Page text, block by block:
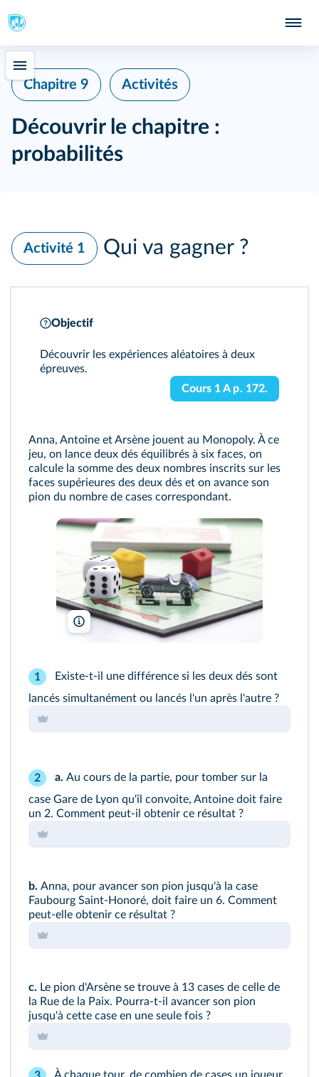
Chapitre 9 Activités
Découvrir le chapitre :
probabilités
Activité 1 Qui va gagner ?
Objectif
Découvrir les expériences aléatoires à deux
épreuves.
Cours 1 A p. 172.
Anna, Antoine et Arsène jouent au Monopoly. À ce
jeu, on lance deux dés équilibrés à six faces, on
calcule la somme des deux nombres inscrits sur les
faces supérieures des deux dés et on avance son
pion du nombre de cases correspondant.
urbanbuzz/Shutterstock
1
Existe‑t‑il une différence si les deux dés sont
lancés simultanément ou lancés l'un après l'autre ?
2 a. Au cours de la partie, pour tomber sur la
case Gare de Lyon qu'il convoite, Antoine doit faire
un 2. Comment peut‑il obtenir ce résultat ?
b. Anna, pour avancer son pion jusqu'à la case
Faubourg Saint‑Honoré, doit faire un 6. Comment
peut‑elle obtenir ce résultat ?
c. Le pion d'Arsène se trouve à 13 cases de celle de
la Rue de la Paix. Pourra‑t‑il avancer son pion
jusqu'à cette case en une seule fois ?
À chaque tour, de combien de cases un joueur